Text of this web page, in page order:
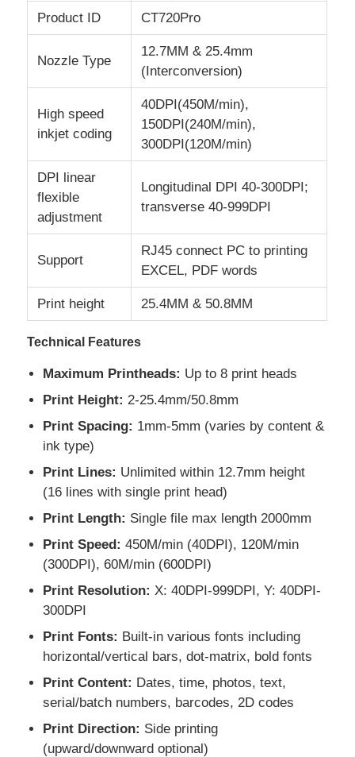
কারখানা ভ্রমণ
মান নিয়ন্ত্রণ
আমাদের সাথে যোগাযোগ করুন
উদ্ধৃতির জন্য আবেদন
ফাইবার লেজার মার্কিং মেশিন
হাতের লেজার মার্কিং মেশিন
CO2 লেজার মার্কিং মেশিন
ইউভি লেজার চিহ্নিতকরণ মেশিন
টিআই ইঙ্কজেট প্রিন্টার
ইন্ডাস্ট্রিয়াল ইনকার্ট্রিজ
পেজিং কনভেয়র মেশিন
শিল্প ইউভি প্রিন্টার
ক্রমাগত সিলিং মেশিন
Product ID CT720Pro
Nozzle Type
12.7MM & 25.4mm
(Interconversion)
High speed
inkjet coding
40DPI(450M/min),
150DPI(240M/min),
300DPI(120M/min)
DPI linear
flexible
adjustment
Longitudinal DPI 40-300DPI;
transverse 40-999DPI
Support
RJ45 connect PC to printing
EXCEL, PDF words
Print height 25.4MM & 50.8MM
Technical Features
Maximum Printheads: Up to 8 print heads
Print Height: 2-25.4mm/50.8mm
Print Spacing: 1mm-5mm (varies by content &
ink type)
Print Lines: Unlimited within 12.7mm height
(16 lines with single print head)
Print Length: Single file max length 2000mm
Print Speed: 450M/min (40DPI), 120M/min
(300DPI), 60M/min (600DPI)
Print Resolution: X: 40DPI-999DPI, Y: 40DPI-
300DPI
Print Fonts: Built-in various fonts including
horizontal/vertical bars, dot-matrix, bold fonts
Print Content: Dates, time, photos, text,
serial/batch numbers, barcodes, 2D codes
Print Direction: Side printing
(upward/downward optional)